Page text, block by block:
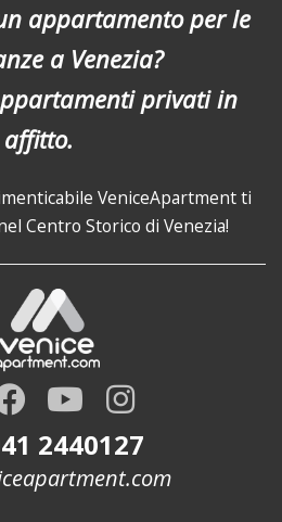
appartamento per le
a Venezia?
privati in
affitto.
VeniceApartment ti
Centro Storico di Venezia!
2440127